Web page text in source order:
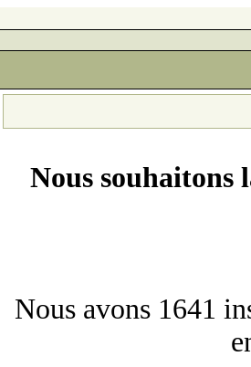
Nous souhaitons
Nous avons 1641